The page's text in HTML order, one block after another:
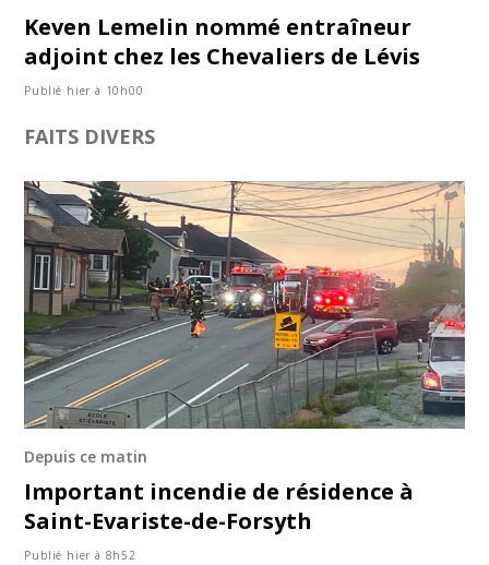
Keven Lemelin nommé entraîneur
adjoint chez les Chevaliers de Lévis
Publié hier à 10h00
FAITS DIVERS
Depuis ce matin
Important incendie de résidence à
Saint-Evariste-de-Forsyth
Publié hier à 8h52